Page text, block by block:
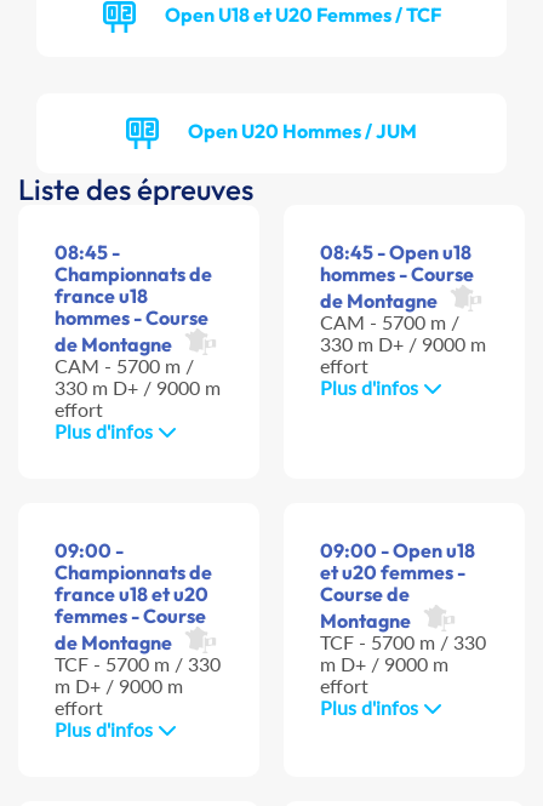
Open U18 et U20 Femmes / TCF
Open U20 Hommes / JUM
Liste des épreuves
08:45 -
Championnats de
france u18
hommes - Course
de Montagne
CAM - 5700 m /
330 m D+ / 9000 m
effort
Plus d'infos
08:45 - Open u18
hommes - Course
de Montagne
CAM - 5700 m /
330 m D+ / 9000 m
effort
Plus d'infos
09:00 -
Championnats de
france u18 et u20
femmes - Course
de Montagne
TCF - 5700 m / 330
m D+ / 9000 m
effort
Plus d'infos
09:00 - Open u18
et u20 femmes -
Course de
Montagne
TCF - 5700 m / 330
m D+ / 9000 m
effort
Plus d'infos